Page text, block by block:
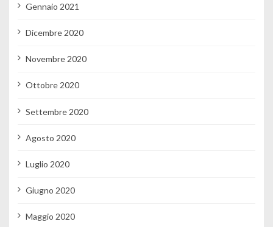
Gennaio 2021
Dicembre 2020
Novembre 2020
Ottobre 2020
Settembre 2020
Agosto 2020
Luglio 2020
Giugno 2020
Maggio 2020